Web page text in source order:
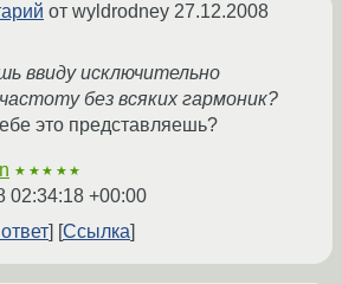
от wyldrodney 27.12.2008
ввиду исключительно
без всяких гармоник?
это представляешь?
★★★★★
02:34:18 +00:00
Ссылка